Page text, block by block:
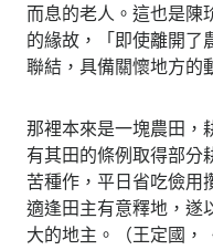
而息的老人。這也是陳
的緣故，「即使離開了
聯結，具備關懷地方的
那裡本來是一塊農田，
有其田的條例取得部分
苦種作，平日省吃儉
適逢田主有意釋地，遂
大的地主。（王定國，